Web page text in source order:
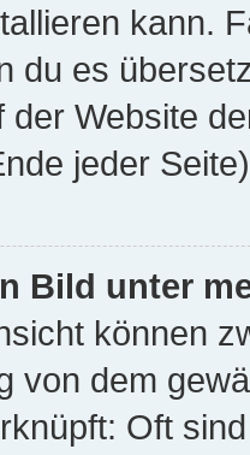
kann.
du es
der Website
jeder
Bild unter
können
von dem
Oft